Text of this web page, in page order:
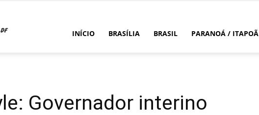
Informa
INÍCIO BRASÍLIA BRASIL PARANOÁ / ITAPOÃ
Governador interino